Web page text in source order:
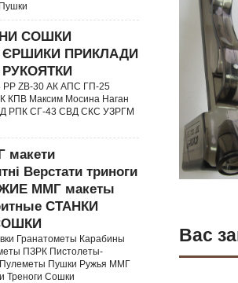
СОШКИ
ПРИКЛАДИ
PP ZB-30 АК АПС ГП-25
КПВ Максим Мосина Наган
РПК СГ-43 СВД CКС УЗРГМ
Верстати триноги
ММГ макеты
СТАНКИ
Гранатометы Карабины
ПЗРК Пистолеты-
Пушки Ружья ММГ
Треноги Сошки
Вас